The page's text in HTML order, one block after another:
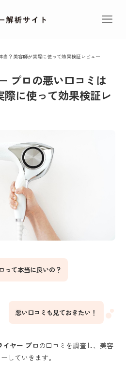
当？美容師が実際に使って効果検証レビュー
プロの悪い口コミは
に使って効果検証レ
って本当に良いの？
悪い口コミも見ておきたい！
イヤー プロ の口コミを調査し、美容
していきます。